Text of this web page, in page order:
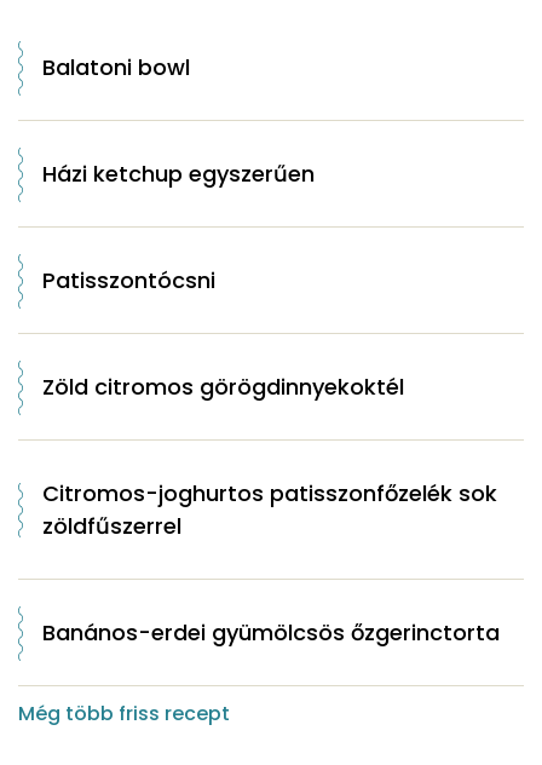
Balatoni bowl
Házi ketchup egyszerűen
Patisszontócsni
Zöld citromos görögdinnyekoktél
Citromos-joghurtos patisszonfőzelék sok
zöldfűszerrel
Banános-erdei gyümölcsös őzgerinctorta
Még több friss recept